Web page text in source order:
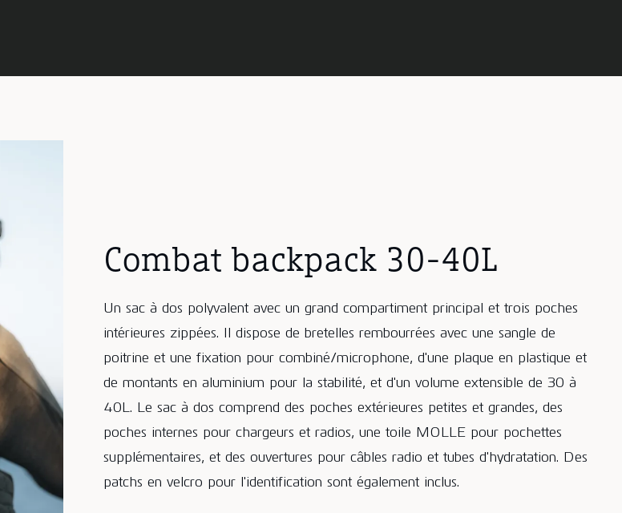
Combat backpack 30-40L
Un sac à dos polyvalent avec un grand compartiment principal et trois poches
intérieures zippées. Il dispose de bretelles rembourrées avec une sangle de
poitrine et une fixation pour combiné/microphone, d'une plaque en plastique et
de montants en aluminium pour la stabilité, et d'un volume extensible de 30 à
40L. Le sac à dos comprend des poches extérieures petites et grandes, des
poches internes pour chargeurs et radios, une toile MOLLE pour pochettes
supplémentaires, et des ouvertures pour câbles radio et tubes d'hydratation. Des
patchs en velcro pour l'identification sont également inclus.